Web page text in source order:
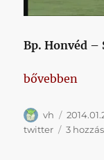
Bp. Honvéd –
„###élő:
bővebben
Szerző
vh
twitter
3